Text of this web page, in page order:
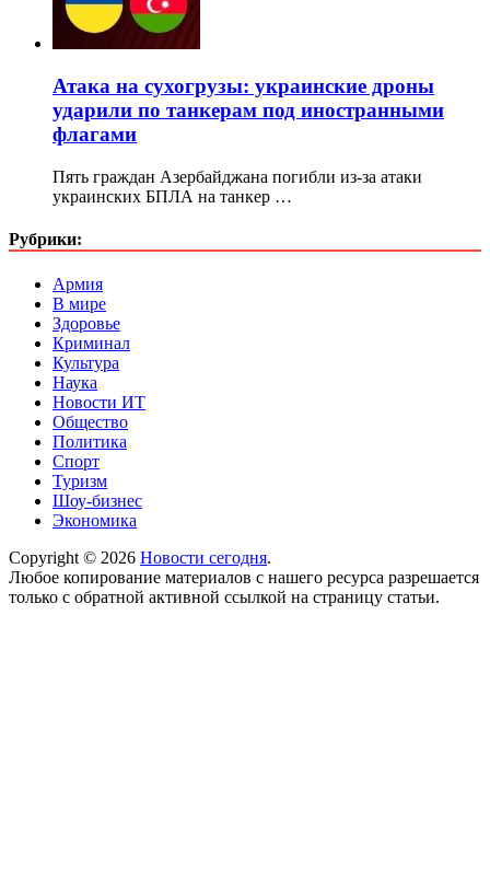
Атака на сухогрузы: украинские дроны
ударили по танкерам под иностранными
флагами
Пять граждан Азербайджана погибли из-за атаки
украинских БПЛА на танкер …
Рубрики:
Армия
В мире
Здоровье
Криминал
Культура
Наука
Новости ИТ
Общество
Политика
Спорт
Туризм
Шоу-бизнес
Экономика
Copyright © 2026 Новости сегодня.
Любое копирование материалов с нашего ресурса разрешается
только с обратной активной ссылкой на страницу статьи.